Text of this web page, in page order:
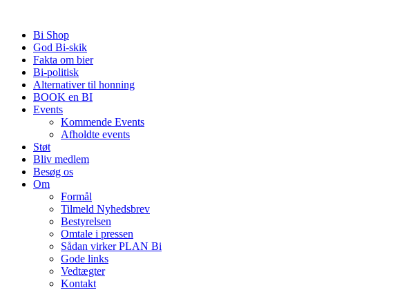
indholdBi Shop
God Bi-skik
Fakta om bier
Bi-politisk
Alternativer til honning
BOOK en BI
Events
Kommende Events
Afholdte events
Støt
Bliv medlem
Besøg os
Om
Formål
Tilmeld Nyhedsbrev
Bestyrelsen
Omtale i pressen
Sådan virker PLAN Bi
Gode links
Vedtægter
Kontakt